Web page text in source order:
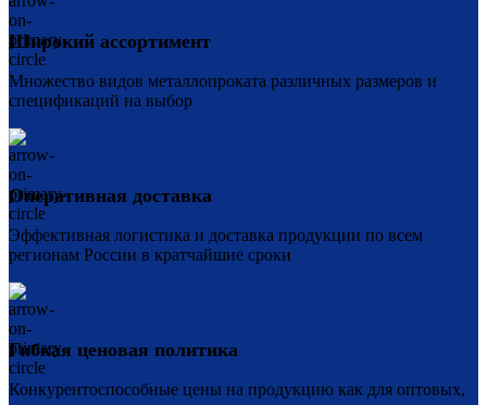
Широкий ассортимент
Множество видов металлопроката различных размеров и
спецификаций на выбор
Оперативная доставка
Эффективная логистика и доставка продукции по всем
регионам России в кратчайшие сроки
Гибкая ценовая политика
Конкурентоспособные цены на продукцию как для оптовых,